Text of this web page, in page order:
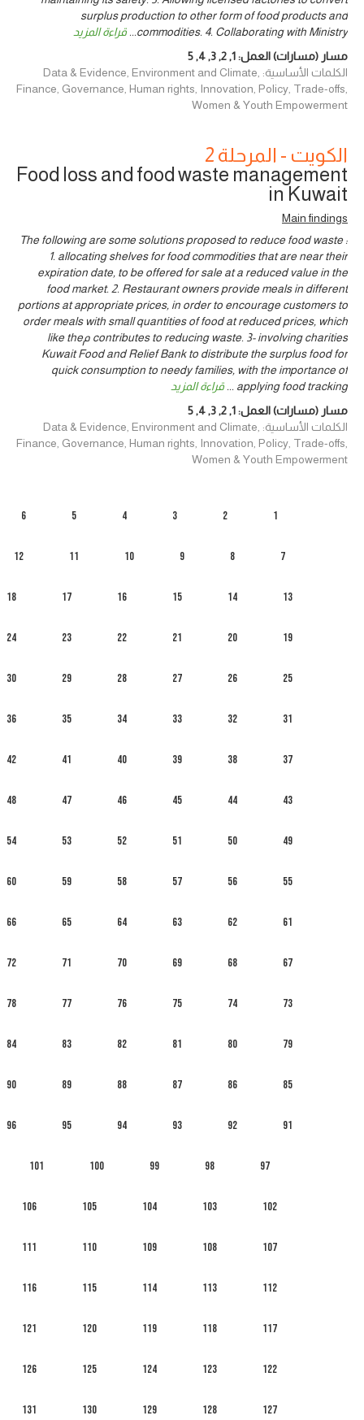
surplus production to other form of food products and
commodities. 4. Collaborating with Ministry
... قراءة المزيد
مسار (مسارات) العمل:1
,
2
,
3
,
4
,
5
الكلمات الأساسية: Data & Evidence, Environment and Climate,
Finance, Governance, Human rights, Innovation, Policy, Trade-offs,
Women & Youth Empowerment
الكويت - المرحلة 2
Food loss and food waste management
in Kuwait
Main findings
The following are some solutions proposed to reduce food waste :
1. allocating shelves for food commodities that are near their
expiration date, to be offered for sale at a reduced value in the
food market. 2. Restaurant owners provide meals in different
portions at appropriate prices, in order to encourage customers to
order meals with small quantities of food at reduced prices, which
contributes to reducing waste. 3- involving charities مlike the
Kuwait Food and Relief Bank to distribute the surplus food for
quick consumption to needy families, with the importance of
applying food tracking
... قراءة المزيد
مسار (مسارات) العمل:1
,
2
,
3
,
4
,
5
الكلمات الأساسية: Data & Evidence, Environment and Climate,
Finance, Governance, Human rights, Innovation, Policy, Trade-offs,
Women & Youth Empowerment
1
2
3
4
5
6
7
8
9
10
11
12
13
14
15
16
17
18
19
20
21
22
23
24
25
26
27
28
29
30
31
32
33
34
35
36
37
38
39
40
41
42
43
44
45
46
47
48
49
50
51
52
53
54
55
56
57
58
59
60
61
62
63
64
65
66
67
68
69
70
71
72
73
74
75
76
77
78
79
80
81
82
83
84
85
86
87
88
89
90
91
92
93
94
95
96
97
98
99
100
101
102
103
104
105
106
107
108
109
110
111
112
113
114
115
116
117
118
119
120
121
122
123
124
125
126
127
128
129
130
131